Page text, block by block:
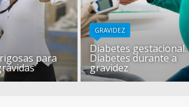
para
GRAVIDEZ
Diabetes gestacional.
Diabetes durante a
gravidez